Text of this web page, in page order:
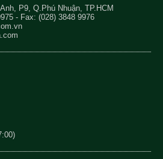
P9, Q.Phú Nhuận, TP.HCM
- Fax: (028) 3848 9976